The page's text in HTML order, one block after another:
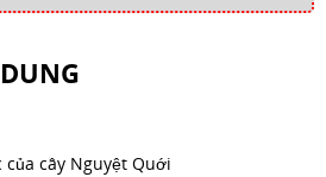
của cây Nguyệt Quới